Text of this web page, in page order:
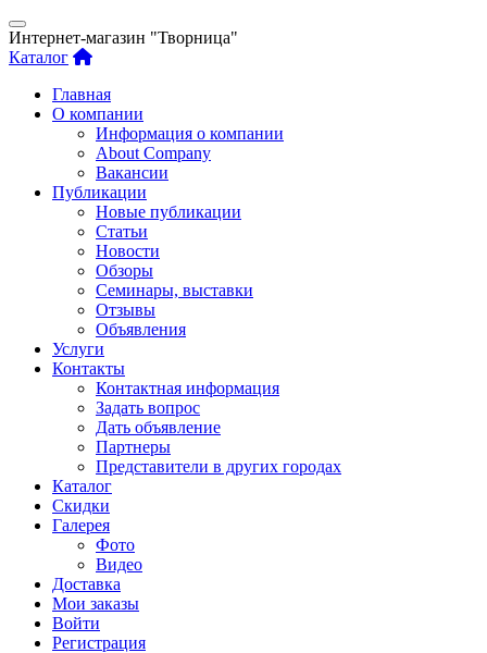
Интернет-магазин "Творница"
Каталог
Главная
О компании
Информация о компании
About Company
Вакансии
Публикации
Новые публикации
Статьи
Новости
Обзоры
Семинары, выставки
Отзывы
Объявления
Услуги
Контакты
Контактная информация
Задать вопрос
Дать объявление
Партнеры
Представители в других городах
Каталог
Скидки
Галерея
Фото
Видео
Доставка
Мои заказы
Войти
Регистрация